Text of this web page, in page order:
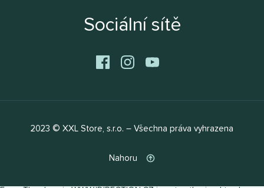
Sociální sítě
2023 © XXL Store, s.r.o. – Všechna práva vyhrazena
Nahoru